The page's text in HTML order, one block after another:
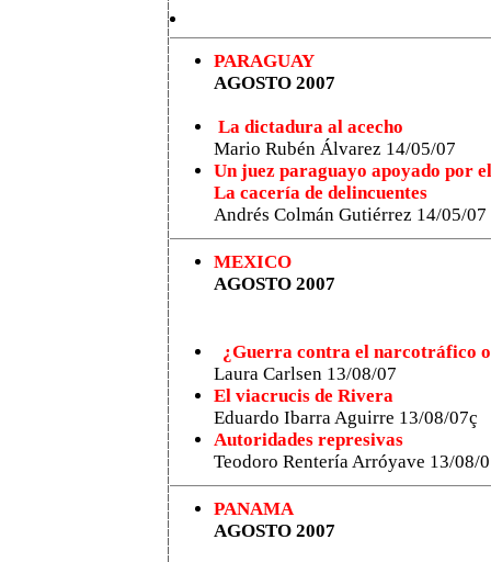
PARAGUAY
AGOSTO 2007
La dictadura al acecho
Mario Rubén Álvarez 14/05/07
Un juez paraguayo apoyado por
La cacería de delincuentes
Andrés Colmán Gutiérrez 14/05/07
MEXICO
AGOSTO 2007
¿Guerra contra el narcotráfico
Laura Carlsen 13/08/07
El viacrucis de Rivera
Eduardo Ibarra Aguirre 13/08/07ç
Autoridades represivas
Teodoro Rentería Arróyave 13/08/
PANAMA
AGOSTO 2007